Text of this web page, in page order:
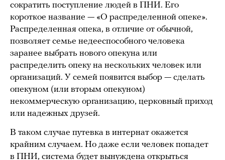
сократить поступление людей в ПНИ. Его
короткое название — «О распределенной опеке».
Распределенная опека, в отличие от обычной,
позволяет семье недееспособного человека
заранее выбрать нового опекуна или
распределить опеку на нескольких человек или
организаций. У семей появится выбор — сделать
опекуном (или вторым опекуном)
некоммерческую организацию, церковный приход
или надежных друзей.
В таком случае путевка в интернат окажется
крайним случаем. Но даже если человек попадет
в ПНИ, система будет вынуждена открыться